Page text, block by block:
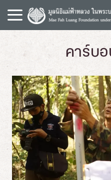
i
คาร์บ